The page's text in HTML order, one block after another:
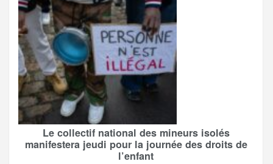
Le collectif national des mineurs isolés
manifestera jeudi pour la journée des droits de
l’enfant